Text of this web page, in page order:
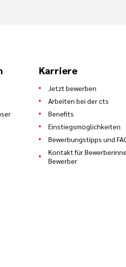
Karriere
Jetzt bewerben
Arbeiten bei der cts
Benefits
Einstiegsmöglichkeiten
Bewerbungstipps und
Kontakt für
Bewerber